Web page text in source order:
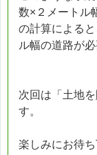
数×２メートル
の計算による
ル幅の道路が
次回は「土地
す。
楽しみにお待ち